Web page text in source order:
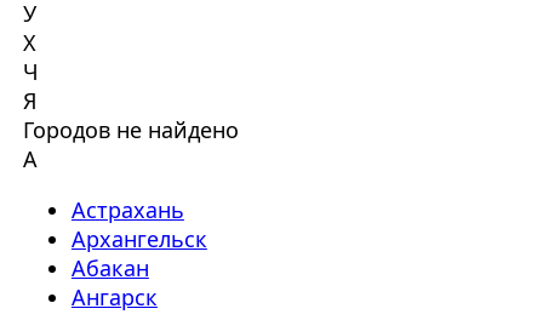
У
Х
Ч
Я
Городов не найдено
А
Астрахань
Архангельск
Абакан
Ангарск